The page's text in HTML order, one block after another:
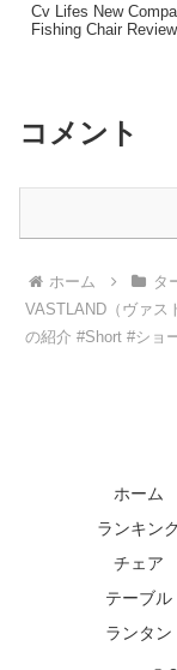
Cv Lifes New
Fishing Chair
コメント
ホーム タ
VASTLAND（ヴァス
の紹介 #Short #ショ
ホーム
ランキン
チェア
テーブル
ランタン